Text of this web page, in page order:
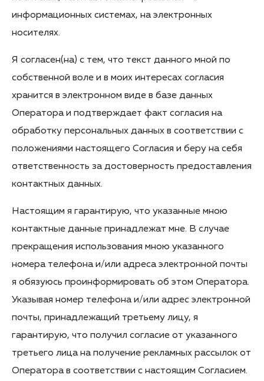
информационных системах, на электронных
носителях.
Я согласен(на) с тем, что текст данного мной по
собственной воле и в моих интересах согласия
хранится в электронном виде в базе данных
Оператора и подтверждает факт согласия на
обработку персональных данных в соответствии с
положениями настоящего Согласия и беру на себя
ответственность за достоверность предоставления
контактных данных.
Настоящим я гарантирую, что указанные мною
контактные данные принадлежат мне. В случае
прекращения использования мною указанного
номера телефона и/или адреса электронной почты
я обязуюсь проинформировать об этом Оператора.
Указывая номер телефона и/или адрес электронной
почты, принадлежащий третьему лицу, я
гарантирую, что получил согласие от указанного
третьего лица на получение рекламных рассылок от
Оператора в соответствии с настоящим Согласием.